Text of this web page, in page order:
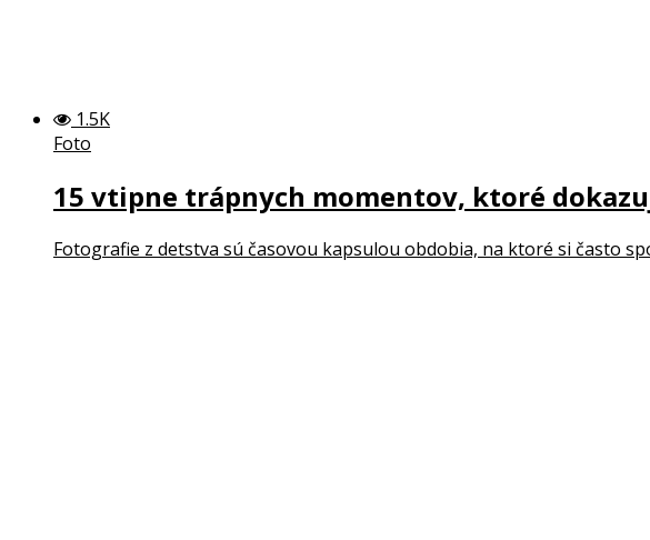
1.5K
Foto
15 vtipne trápnych momentov, ktoré
Fotografie z detstva sú časovou kapsulou obdobia, na ktoré si často